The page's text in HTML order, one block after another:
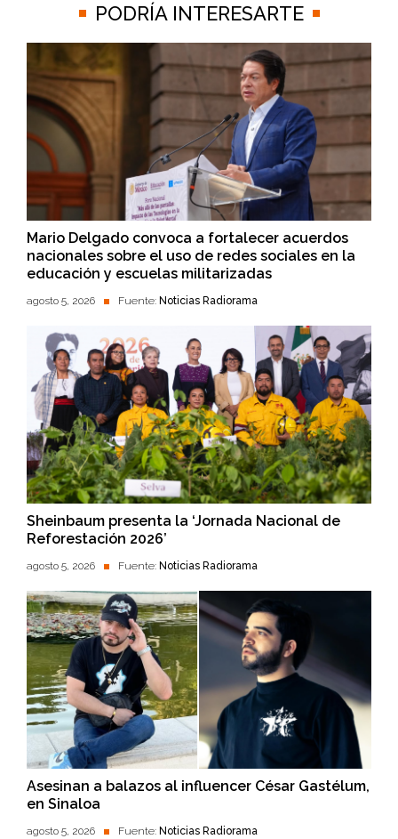
PODRÍA INTERESARTE
Mario Delgado convoca a fortalecer acuerdos
nacionales sobre el uso de redes sociales en la
educación y escuelas militarizadas
agosto 5, 2026 Fuente: Noticias Radiorama
Sheinbaum presenta la ‘Jornada Nacional de
Reforestación 2026’
agosto 5, 2026 Fuente: Noticias Radiorama
Asesinan a balazos al influencer César Gastélum,
en Sinaloa
agosto 5, 2026 Fuente: Noticias Radiorama